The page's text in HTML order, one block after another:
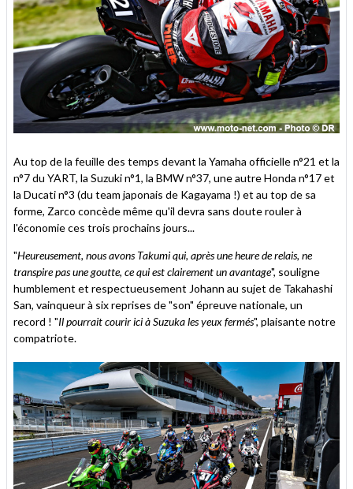
Au top de la feuille des temps devant la Yamaha officielle n°21 et la
n°7 du YART, la Suzuki n°1, la BMW n°37, une autre Honda n°17 et
la Ducati n°3 (du team japonais de Kagayama !) et au top de sa
forme, Zarco concède même qu'il devra sans doute rouler à
l'économie ces trois prochains jours...
"Heureusement, nous avons Takumi qui, après une heure de relais, ne
transpire pas une goutte, ce qui est clairement un avantage", souligne
humblement et respectueusement Johann au sujet de Takahashi
San, vainqueur à six reprises de "son" épreuve nationale, un
record ! "Il pourrait courir ici à Suzuka les yeux fermés", plaisante notre
compatriote.